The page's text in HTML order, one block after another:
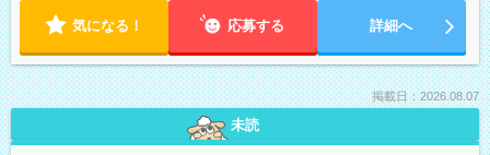
気になる！ 応募する 詳細へ
掲載日：2026.08.07
未読